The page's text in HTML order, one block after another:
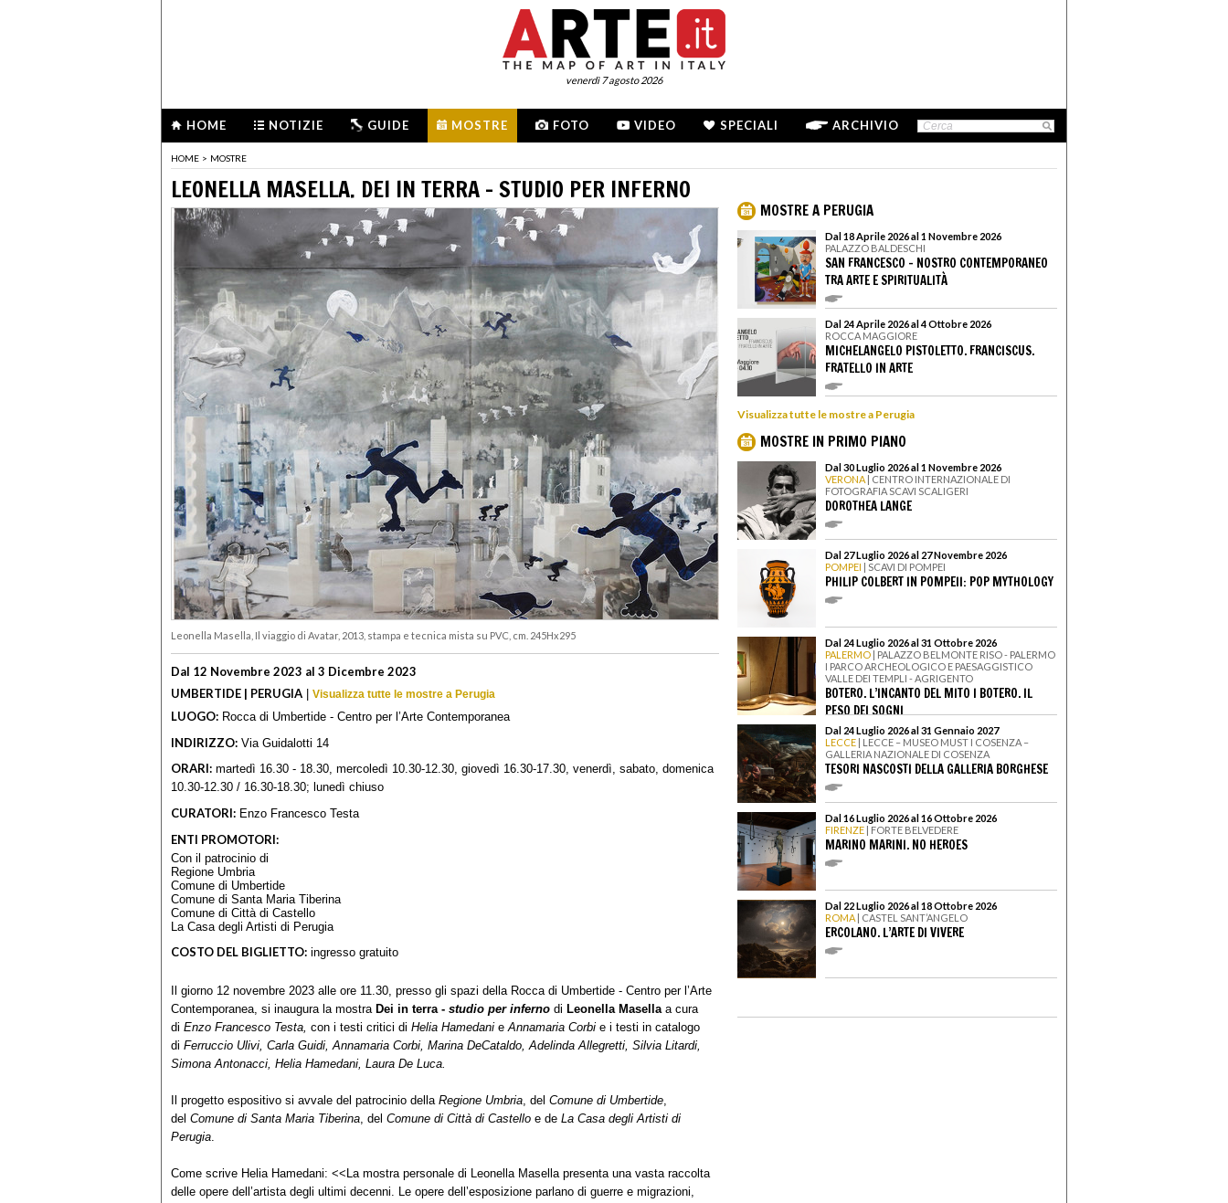
venerdì 7 agosto 2026
HOME NOTIZIE GUIDE MOSTRE FOTO VIDEO SPECIALI ARCHIVIO
HOME > MOSTRE
LEONELLA MASELLA. DEI IN TERRA - STUDIO PER INFERNO
Leonella Masella, Il viaggio di Avatar, 2013, stampa e tecnica mista su PVC, cm. 245Hx295
Dal 12 Novembre 2023 al 3 Dicembre 2023
UMBERTIDE | PERUGIA | Visualizza tutte le mostre a Perugia
LUOGO: Rocca di Umbertide - Centro per l’Arte Contemporanea
INDIRIZZO: Via Guidalotti 14
ORARI: martedì 16.30 - 18.30, mercoledì 10.30-12.30, giovedì 16.30-17.30, venerdì, sabato, domenica
10.30-12.30 / 16.30-18.30; lunedì chiuso
CURATORI: Enzo Francesco Testa
ENTI PROMOTORI:
Con il patrocinio di
Regione Umbria
Comune di Umbertide
Comune di Santa Maria Tiberina
Comune di Città di Castello
La Casa degli Artisti di Perugia
COSTO DEL BIGLIETTO: ingresso gratuito
Il giorno 12 novembre 2023 alle ore 11.30, presso gli spazi della Rocca di Umbertide - Centro per l’Arte
Contemporanea, si inaugura la mostra Dei in terra - studio per inferno di Leonella Masella a cura
di Enzo Francesco Testa, con i testi critici di Helia Hamedani e Annamaria Corbi e i testi in catalogo
di Ferruccio Ulivi, Carla Guidi, Annamaria Corbi, Marina DeCataldo, Adelinda Allegretti, Silvia Litardi,
Simona Antonacci, Helia Hamedani, Laura De Luca.
Il progetto espositivo si avvale del patrocinio della Regione Umbria , del Comune di Umbertide
del Comune di Santa Maria Tiberina , del Comune di Città di Castello e de La Casa degli Artisti di
Perugia
Come scrive Helia Hamedani: <<La mostra personale di Leonella Masella presenta una vasta raccolta
delle opere dell’artista degli ultimi decenni. Le opere dell’esposizione parlano di guerre e migrazioni,
MOSTRE A PERUGIA
Dal 18 Aprile 2026 al 1 Novembre 2026
PALAZZO BALDESCHI
SAN FRANCESCO - NOSTRO CONTEMPORANEO
TRA ARTE E SPIRITUALITÀ
Dal 24 Aprile 2026 al 4 Ottobre 2026
ROCCA MAGGIORE
MICHELANGELO PISTOLETTO. FRANCISCUS.
FRATELLO IN ARTE
Visualizza tutte le mostre a Perugia
MOSTRE IN PRIMO PIANO
Dal 30 Luglio 2026 al 1 Novembre 2026
VERONA | CENTRO INTERNAZIONALE DI
FOTOGRAFIA SCAVI SCALIGERI
DOROTHEA LANGE
Dal 27 Luglio 2026 al 27 Novembre 2026
POMPEI | SCAVI DI POMPEI
PHILIP COLBERT IN POMPEII: POP MYTHOLOGY
Dal 24 Luglio 2026 al 31 Ottobre 2026
PALERMO | PALAZZO BELMONTE RISO - PALERMO
I PARCO ARCHEOLOGICO E PAESAGGISTICO
VALLE DEI TEMPLI - AGRIGENTO
BOTERO. L’INCANTO DEL MITO I BOTERO. IL
PESO DEI SOGNI
Dal 24 Luglio 2026 al 31 Gennaio 2027
LECCE | LECCE – MUSEO MUST I COSENZA –
GALLERIA NAZIONALE DI COSENZA
TESORI NASCOSTI DELLA GALLERIA BORGHESE
Dal 16 Luglio 2026 al 16 Ottobre 2026
FIRENZE | FORTE BELVEDERE
MARINO MARINI. NO HEROES
Dal 22 Luglio 2026 al 18 Ottobre 2026
ROMA | CASTEL SANT’ANGELO
ERCOLANO. L’ARTE DI VIVERE